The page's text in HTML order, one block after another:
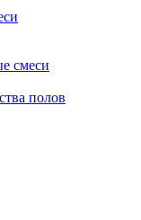
смеси
полов